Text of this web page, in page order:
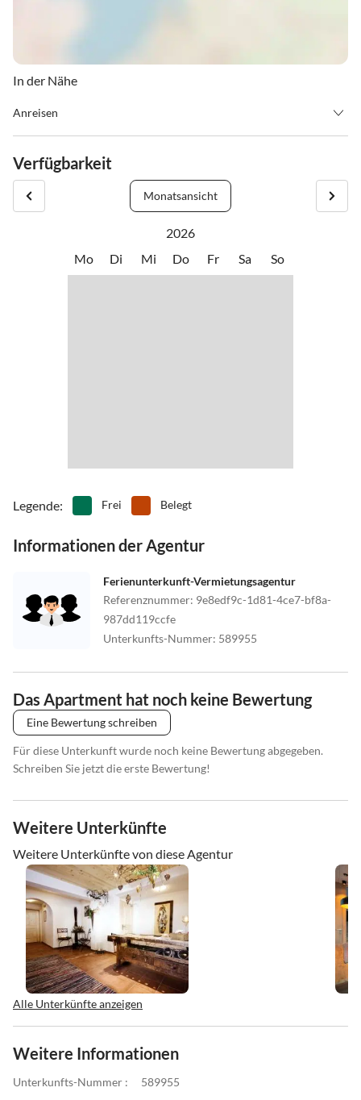
In der Nähe
Anreisen
Abreise: bis 10 Uhr
Verfügbarkeit
Monatsansicht
2026
Mo
Di Mi Do Fr Sa So
Legende: Frei Belegt
Informationen der Agentur
Ferienunterkunft-Vermietungsagentur
Referenznummer: 9e8edf9c-1d81-4ce7-bf8a-
987dd119ccfe
Unterkunfts-Nummer: 589955
Das Apartment hat noch keine Bewertung
Eine Bewertung schreiben
Für diese Unterkunft wurde noch keine Bewertung abgegeben.
Schreiben Sie jetzt die erste Bewertung!
Weitere Unterkünfte
Weitere Unterkünfte von diese Agentur
Alle Unterkünfte anzeigen
Weitere Informationen
Unterkunfts-Nummer :
589955